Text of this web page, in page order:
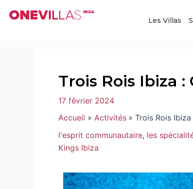
Les Villas
Trois Rois Ibiza
17 février 2024
Accueil
Activités
Trois Rois
l'esprit communautaire, les
Kings Ibiza
des